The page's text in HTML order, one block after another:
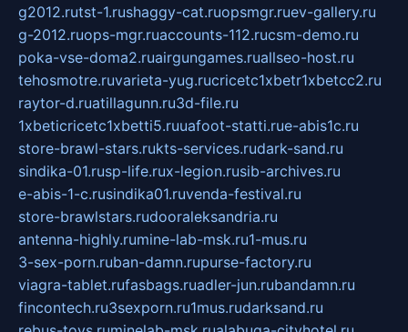
g2012.rutst-1.rushaggy-cat.ruopsmgr.ruev-gallery.ru
g-2012.ruops-mgr.ruaccounts-112.rucsm-demo.ru
poka-vse-doma2.ruairgungames.ruallseo-host.ru
tehosmotre.ruvarieta-yug.rucricetc1xbetr1xbetcc2.ru
raytor-d.ruatillagunn.ru3d-file.ru
1xbeticricetc1xbetti5.ruuafoot-statti.rue-abis1c.ru
store-brawl-stars.rukts-services.rudark-sand.ru
sindika-01.rusp-life.rux-legion.rusib-archives.ru
e-abis-1-c.rusindika01.ruvenda-festival.ru
store-brawlstars.rudooraleksandria.ru
antenna-highly.rumine-lab-msk.ru1-mus.ru
3-sex-porn.ruban-damn.rupurse-factory.ru
viagra-tablet.rufasbags.ruadler-jun.rubandamn.ru
fincontech.ru3sexporn.ru1mus.rudarksand.ru